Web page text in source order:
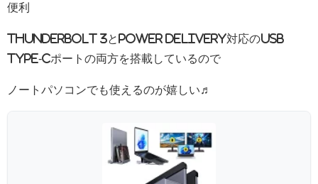
便利
Thunderbolt 3とPower Delivery対応のUSB
Type-Cポートの両方を搭載しているので
ノートパソコンでも使えるのが嬉しい♬